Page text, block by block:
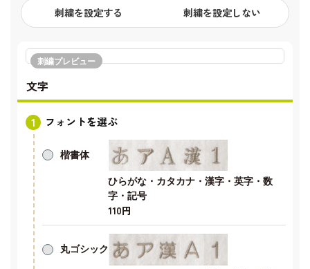
刺繍を設定する 刺繍を設定しない
刺繍プレビュー
文字
フォントを選ぶ
楷書体
ひらがな・カタカナ・漢字・英字・数
字・記号
110円
丸ゴシック